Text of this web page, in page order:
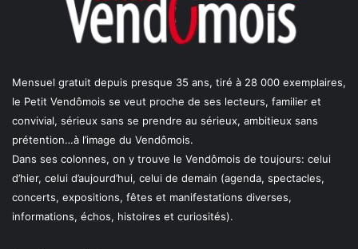
Mensuel gratuit depuis presque 35 ans, tiré à 28 000 exemplaires,
le Petit Vendômois se veut proche de ses lecteurs, familier et
convivial, sérieux sans se prendre au sérieux, ambitieux sans
prétention…à l’image du Vendômois.
Dans ses colonnes, on y trouve le Vendômois de toujours: celui
d’hier, celui d’aujourd’hui, celui de demain (agenda, spectacles,
concerts, expositions, fêtes et manifestations diverses,
informations, échos, histoires et curiosités).